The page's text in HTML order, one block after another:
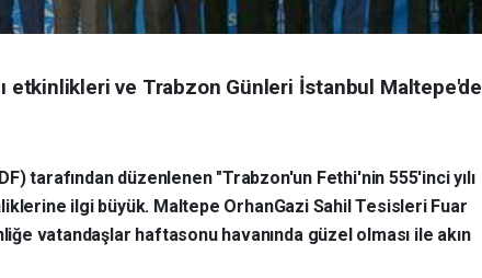
etkinlikleri ve Trabzon Günleri İstanbul Maltepe'de
tarafından düzenlenen "Trabzon'un Fethi'nin 555'inci yılı
ilgi büyük. Maltepe OrhanGazi Sahil Tesisleri Fuar
vatandaşlar haftasonu havanında güzel olması ile akın